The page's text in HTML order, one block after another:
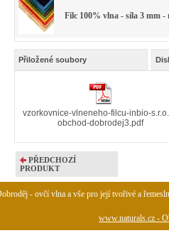
Filc 100% vlna - síla 3 mm -
Přiložené soubory
vzorkovnice-vlneneho-filcu-inbio-
obchod-dobrodej3.pdf
PŘEDCHOZÍ
PRODUKT
- ovčí vlna a vše pro její tvořivé a
www.naturals.cz -